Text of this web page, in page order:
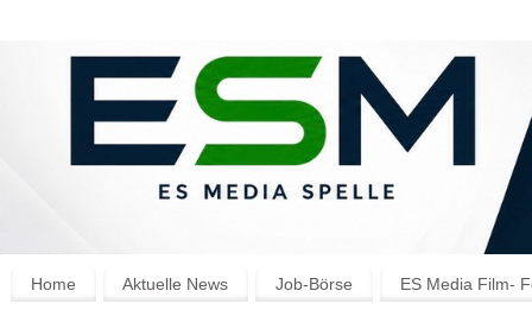
Home Aktuelle News Job-Börse ES Media Film-